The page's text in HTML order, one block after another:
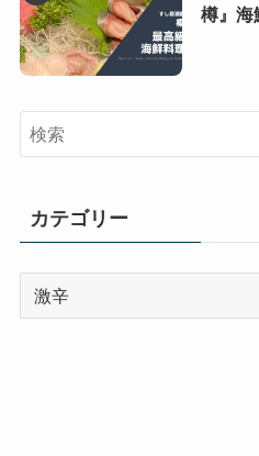
樽』海
カテゴリー
カ